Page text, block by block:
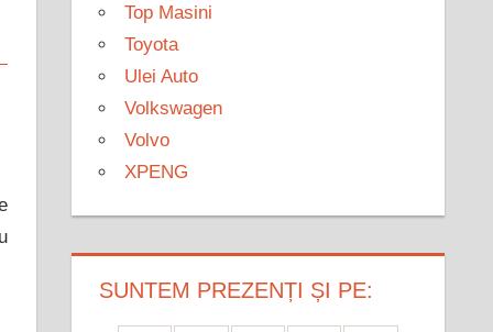
Top Masini
Toyota
Ulei Auto
Volkswagen
Volvo
XPENG
SUNTEM PREZENȚI ȘI PE: